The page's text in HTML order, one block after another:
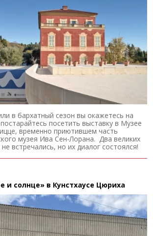
в бархатный сезон вы окажетесь на
посетить выставку в Музее
временно приютившем часть
музея Ива Сен-Лорана. Два великих
встречались, но их диалог состоялся!
и солнце» в Кунстхаусе Цюриха